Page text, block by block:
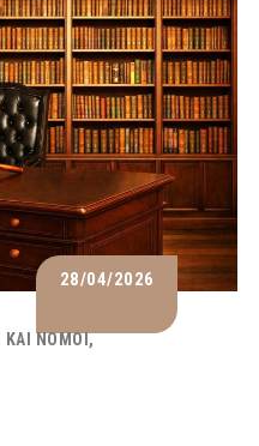
28/04/2026
ΚΑΙ ΝΌΜΟΙ